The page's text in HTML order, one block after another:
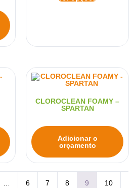
CLOROCLEAN FOAMY –
SPARTAN
Adicionar o
orçamento
… 6 7 8 9 10